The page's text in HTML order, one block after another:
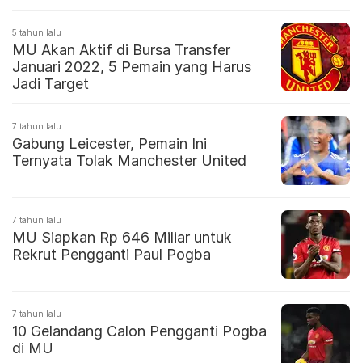
5 tahun lalu
MU Akan Aktif di Bursa Transfer
Januari 2022, 5 Pemain yang Harus
Jadi Target
7 tahun lalu
Gabung Leicester, Pemain Ini
Ternyata Tolak Manchester United
7 tahun lalu
MU Siapkan Rp 646 Miliar untuk
Rekrut Pengganti Paul Pogba
7 tahun lalu
10 Gelandang Calon Pengganti Pogba
di MU